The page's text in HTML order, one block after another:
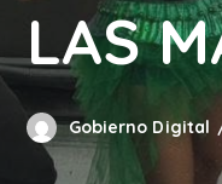
LAS
Gobierno Digital